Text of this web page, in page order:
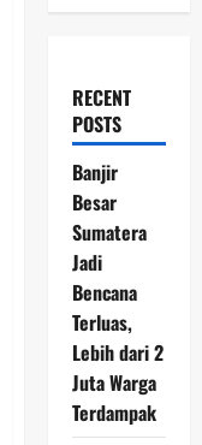
RECENT
POSTS
Banjir
Besar
Sumatera
Jadi
Bencana
Terluas,
Lebih dari 2
Juta Warga
Terdampak